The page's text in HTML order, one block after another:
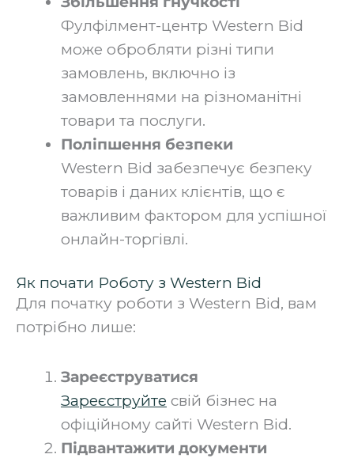
Фулфілмент-центр Western Bid
може обробляти різні типи
замовлень, включно із
замовленнями на різноманітні
товари та послуги.
Поліпшення безпеки
Western Bid забезпечує безпеку
товарів і даних клієнтів, що є
важливим фактором для успішної
онлайн-торгівлі.
Як почати Роботу з Western Bid
Для початку роботи з Western Bid, вам
потрібно лише:
Зареєструватися
Зареєструйте свій бізнес на
офіційному сайті Western Bid.
Підвантажити документи